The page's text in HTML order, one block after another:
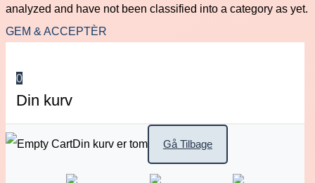
analyzed and have not been classified into a category as yet.
GEM & ACCEPTÈR
0
Din kurv
Din kurv er tom Gå Tilbage